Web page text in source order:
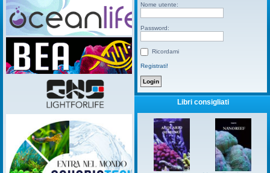
Nome utente:
Password:
Ricordami
Registrati!
Libri consigliati